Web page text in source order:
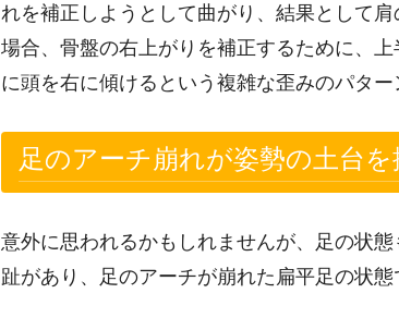
れを補正しようとして曲がり、結果として
場合、骨盤の右上がりを補正するために、
に頭を右に傾けるという複雑な歪みのパター
足のアーチ崩れが姿勢の土台
意外に思われるかもしれませんが、足の状
趾があり、足のアーチが崩れた扁平足の状態